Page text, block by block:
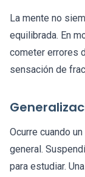
La mente no
equilibrada. En
cometer errores
sensación de
Ocurre cuando
general.
para estudiar.